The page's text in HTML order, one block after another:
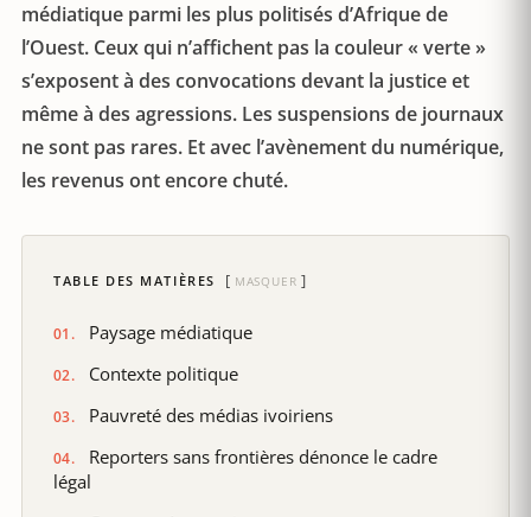
médiatique parmi les plus politisés d’Afrique de
l’Ouest. Ceux qui n’affichent pas la couleur « verte »
s’exposent à des convocations devant la justice et
même à des agressions. Les suspensions de journaux
ne sont pas rares. Et avec l’avènement du numérique,
les revenus ont encore chuté.
TABLE DES MATIÈRES MASQUER
Paysage médiatique
Contexte politique
Pauvreté des médias ivoiriens
Reporters sans frontières dénonce le cadre
légal